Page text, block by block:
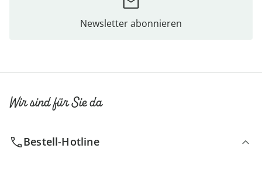
Newsletter abonnieren
Wir sind für Sie da
Bestell-Hotline